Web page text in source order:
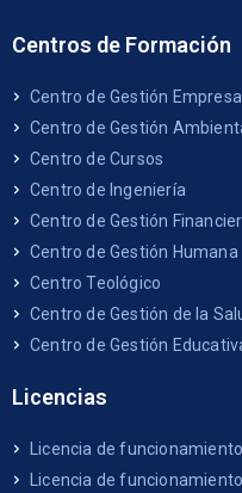
Centros de Formación
Centro de Gestión
Centro de Gestión
Centro de Cursos
Centro de Ingeniería
Centro de Gestión
Centro de Gestión Humana
Centro Teológico
Centro de Gestión de la
Centro de Gestión
Licencias
Licencia de
Licencia de